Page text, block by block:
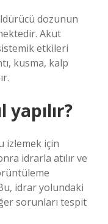
dozunun
Akut
etkileri
kusma, kalp
izlemek için
idrarla atılır ve
idrar yolundaki
sorunları tespit